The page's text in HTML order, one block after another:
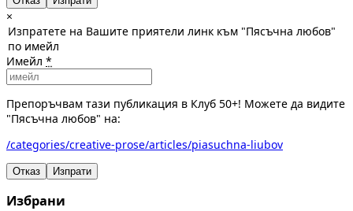
×
Изпратете на Вашите приятели линк към "Пясъчна любов"
по имейл
Имейл *
Препоръчвам тази публикация в Клуб 50+! Можете да видите
"Пясъчна любов" на:
/categories/creative-prose/articles/piasuchna-liubov
Отказ Изпрати
Избрани